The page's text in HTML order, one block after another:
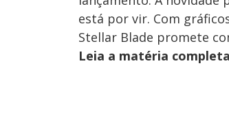
está por vir. Com
Stellar Blade promete
Leia a matéria